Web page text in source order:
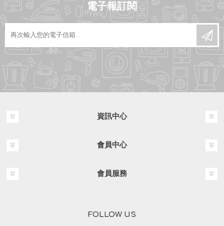
電子報訂閱
資訊中心
會員中心
會員服務
FOLLOW US